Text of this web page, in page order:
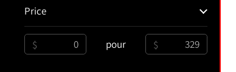
Price
de$ pour $